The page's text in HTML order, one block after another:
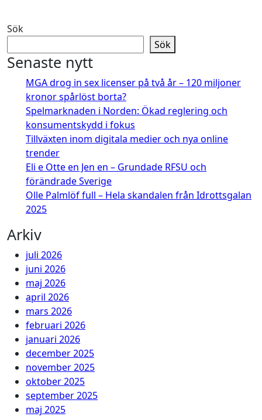
Sök
Sök
Senaste nytt
MGA drog in sex licenser på två år – 120 miljoner
kronor spårlöst borta?
Spelmarknaden i Norden: Ökad reglering och
konsumentskydd i fokus
Tillväxten inom digitala medier och nya online
trender
Eli e Otte en Jen en – Grundade RFSU och
förändrade Sverige
Olle Palmlöf full – Hela skandalen från Idrottsgalan
2025
Arkiv
juli 2026
juni 2026
maj 2026
april 2026
mars 2026
februari 2026
januari 2026
december 2025
november 2025
oktober 2025
september 2025
maj 2025